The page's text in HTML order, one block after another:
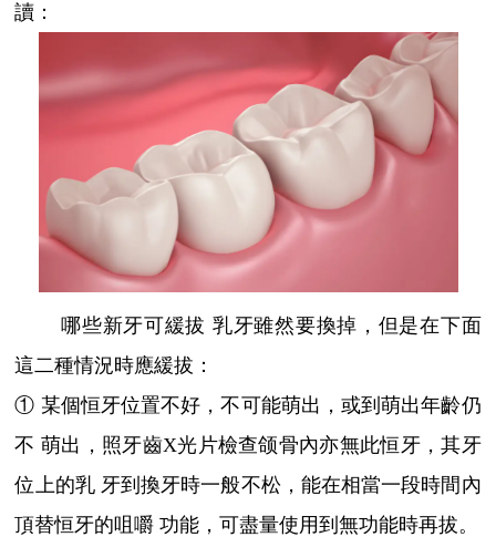
讀：
哪些新牙可緩拔 乳牙雖然要換掉，但是在下面
這二種情況時應緩拔：
① 某個恒牙位置不好，不可能萌出，或到萌出年齡仍
不 萌出，照牙齒X光片檢查颌骨內亦無此恒牙，其牙
位上的乳 牙到換牙時一般不松，能在相當一段時間內
頂替恒牙的咀嚼 功能，可盡量使用到無功能時再拔。